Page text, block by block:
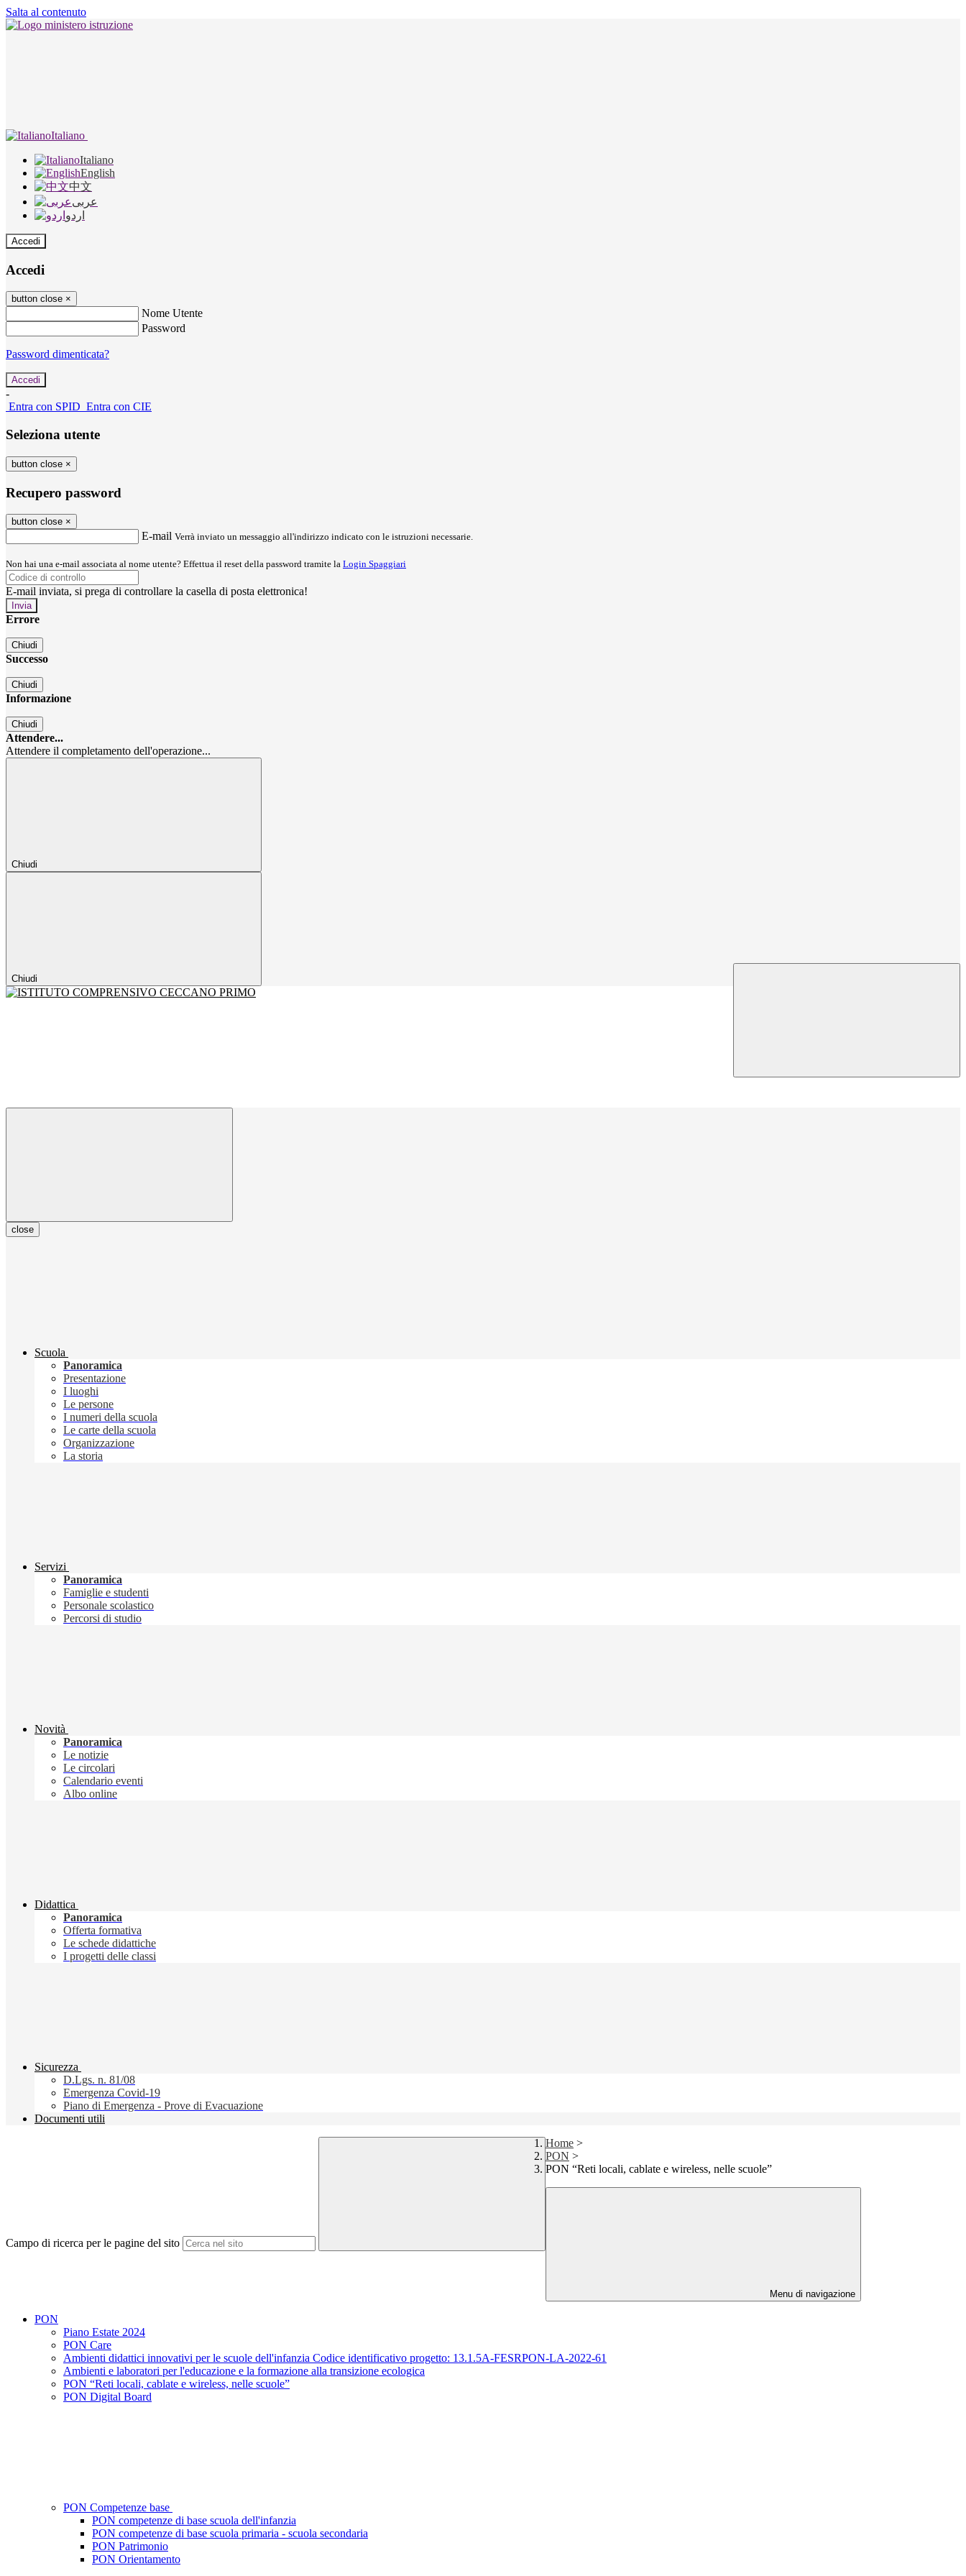
Salta al contenuto
Italiano
Italiano
English
中文
عربى
اردو
Accedi
Accedi
button close ×
Nome Utente
Password
Password dimenticata?
-
Entra con SPID Entra con CIE
Seleziona utente
button close ×
Recupero password
button close ×
E-mail Verrà inviato un messaggio all'indirizzo indicato con le istruzioni necessarie.
Non hai una e-mail associata al nome utente? Effettua il reset della password tramite la Login Spaggiari
E-mail inviata, si prega di controllare la casella di posta elettronica!
Errore
Chiudi
Successo
Chiudi
Informazione
Chiudi
Attendere...
Attendere il completamento dell'operazione...
Chiudi
Chiudi
close
Scuola
Panoramica
Presentazione
I luoghi
Le persone
I numeri della scuola
Le carte della scuola
Organizzazione
La storia
Servizi
Panoramica
Famiglie e studenti
Personale scolastico
Percorsi di studio
Novità
Panoramica
Le notizie
Le circolari
Calendario eventi
Albo online
Didattica
Panoramica
Offerta formativa
Le schede didattiche
I progetti delle classi
Sicurezza
D.Lgs. n. 81/08
Emergenza Covid-19
Piano di Emergenza - Prove di Evacuazione
Documenti utili
Campo di ricerca per le pagine del sito
Home >
PON >
PON “Reti locali, cablate e wireless, nelle scuole”
Menu di navigazione
PON
Piano Estate 2024
PON Care
Ambienti didattici innovativi per le scuole dell'infanzia Codice identificativo progetto: 13.1.5A-FESRPON-LA-2022-61
Ambienti e laboratori per l'educazione e la formazione alla transizione ecologica
PON “Reti locali, cablate e wireless, nelle scuole”
PON Digital Board
PON Competenze base
PON competenze di base scuola dell'infanzia
PON competenze di base scuola primaria - scuola secondaria
PON Patrimonio
PON Orientamento